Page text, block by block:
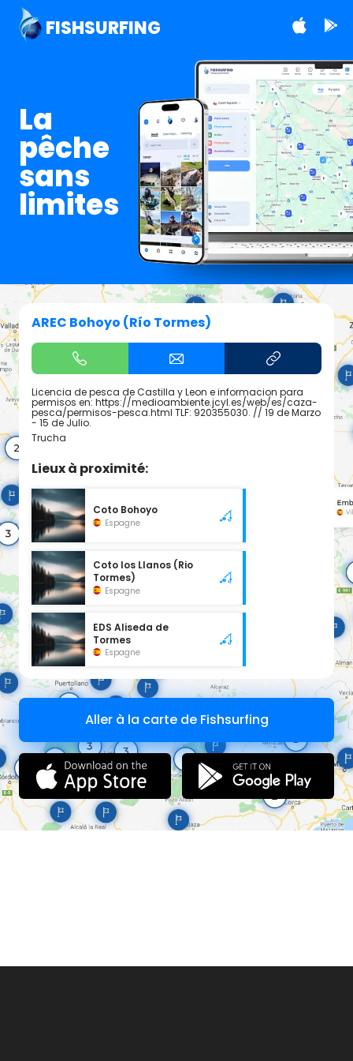
FISHSURFING
La
pêche
sans
limites
AREC Bohoyo (Río Tormes)
Licencia de pesca de Castilla y Leon e informacion para
permisos en: https://medioambiente.jcyl.es/web/es/caza-
pesca/permisos-pesca.html TLF: 920355030. // 19 de Marzo
- 15 de Julio.
Trucha
Lieux à proximité:
Coto Bohoyo
Espagne
Coto los Llanos (Rio
Tormes)
Espagne
EDS Aliseda de
Tormes
Espagne
Aller à la carte de Fishsurfing